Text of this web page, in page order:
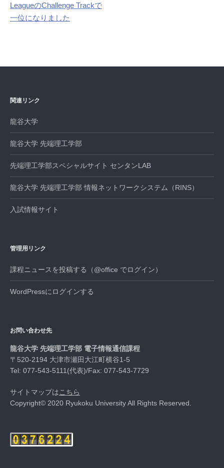
ビ
シ
ン
LeagueのChallenge Trackで
一位になりました
関連リンク
龍谷大学
龍谷大学 先端理工学部
先端理工学部スペシャルサイト センタンLAB
龍谷大学 先端理工学部 情報ネットワークシステム（RINS）
入試情報サイト
管理用リンク
課程ニュースを投稿する（@office でログイン）
WordPressにログインする
お問い合わせ先
龍谷大学 先端理工学部 電子情報通信課程
〒520-2194 大津市瀬田大江町横谷1-5
Tel: 077-543-5111(代表)/Fax: 077-543-7729
サイトマップはこちら
Copyright© 2020 Ryukoku University All Rights Reserved.